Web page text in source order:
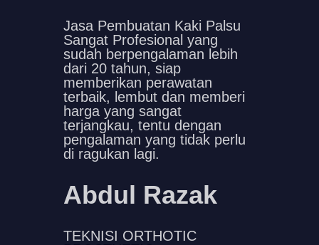
Jasa Pembuatan Kaki Palsu
Sangat Profesional yang
sudah berpengalaman lebih
dari 20 tahun, siap
memberikan perawatan
terbaik, lembut dan memberi
harga yang sangat
terjangkau, tentu dengan
pengalaman yang tidak perlu
di ragukan lagi.
Abdul Razak
TEKNISI ORTHOTIC